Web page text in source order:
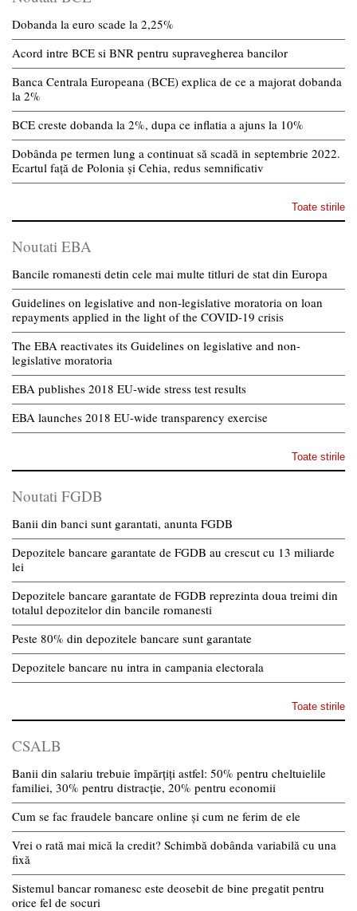
Dobanda la euro scade la 2,25%
Acord intre BCE si BNR pentru supravegherea bancilor
Banca Centrala Europeana (BCE) explica de ce a majorat dobanda
la 2%
BCE creste dobanda la 2%, dupa ce inflatia a ajuns la 10%
Dobânda pe termen lung a continuat să scadă in septembrie 2022.
Ecartul față de Polonia și Cehia, redus semnificativ
Toate stirile
Noutati EBA
Bancile romanesti detin cele mai multe titluri de stat din Europa
Guidelines on legislative and non-legislative moratoria on loan
repayments applied in the light of the COVID-19 crisis
The EBA reactivates its Guidelines on legislative and non-
legislative moratoria
EBA publishes 2018 EU-wide stress test results
EBA launches 2018 EU-wide transparency exercise
Toate stirile
Noutati FGDB
Banii din banci sunt garantati, anunta FGDB
Depozitele bancare garantate de FGDB au crescut cu 13 miliarde
lei
Depozitele bancare garantate de FGDB reprezinta doua treimi din
totalul depozitelor din bancile romanesti
Peste 80% din depozitele bancare sunt garantate
Depozitele bancare nu intra in campania electorala
Toate stirile
CSALB
Banii din salariu trebuie împărțiți astfel: 50% pentru cheltuielile
familiei, 30% pentru distracție, 20% pentru economii
Cum se fac fraudele bancare online și cum ne ferim de ele
Vrei o rată mai mică la credit? Schimbă dobânda variabilă cu una
fixă
Sistemul bancar romanesc este deosebit de bine pregatit pentru
orice fel de socuri